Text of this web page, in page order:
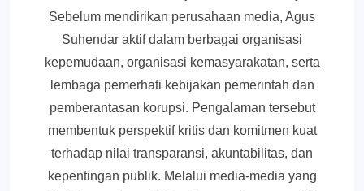
Sebelum mendirikan perusahaan media, Agus
Suhendar aktif dalam berbagai organisasi
kepemudaan, organisasi kemasyarakatan, serta
lembaga pemerhati kebijakan pemerintah dan
pemberantasan korupsi. Pengalaman tersebut
membentuk perspektif kritis dan komitmen kuat
terhadap nilai transparansi, akuntabilitas, dan
kepentingan publik. Melalui media-media yang